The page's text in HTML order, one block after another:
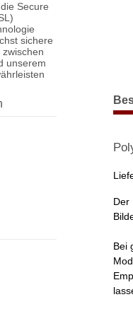
Der
Bei
Secure
sichere
unserem